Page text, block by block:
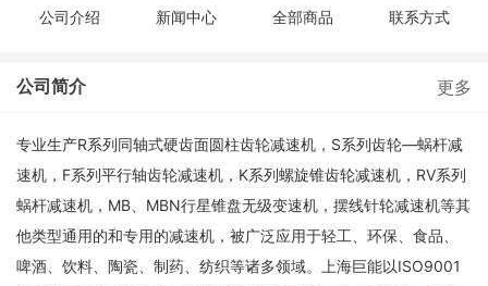
公司介绍 新闻中心 全部商品 联系方式
公司简介 更多
专业生产R系列同轴式硬齿面圆柱齿轮减速机，S系列齿轮—蜗杆减
速机，F系列平行轴齿轮减速机，K系列螺旋锥齿轮减速机，RV系列
蜗杆减速机，MB、MBN行星锥盘无级变速机，摆线针轮减速机等其
他类型通用的和专用的减速机，被广泛应用于轻工、环保、食品、
啤酒、饮料、陶瓷、制药、纺织等诸多领域。上海巨能以ISO9001